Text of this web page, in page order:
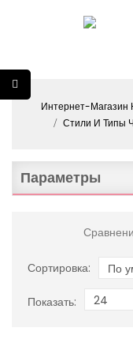
Интернет-Магазин
Стили И Типы
Параметры
Сортировка:
Показать: